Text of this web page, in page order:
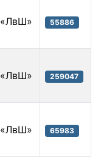
«ЛвШ» 55886
«ЛвШ» 259047
«ЛвШ» 65983